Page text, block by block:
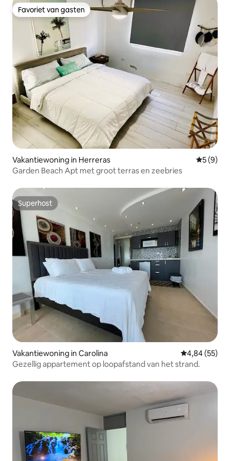
Favoriet van gasten
Favoriet van gasten
Vakantiewoning in Herreras
5 (9)
Garden Beach Apt met groot terras en zeebries
Superhost
Superhost
Vakantiewoning in Carolina Gemiddelde
4,84 (55)
Gezellig appartement op loopafstand van het strand.